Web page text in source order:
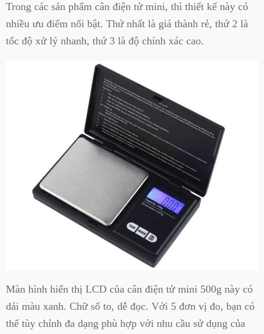
Trong các sản phẩm cân điện tử mini, thì thiết kế này có
nhiều ưu điểm nổi bật. Thứ nhất là giá thành rẻ, thứ 2 là
tốc độ xử lý nhanh, thứ 3 là độ chính xác cao.
Màn hình hiển thị LCD của cân điện tử mini 500g này có
dải màu xanh. Chữ số to, dễ đọc. Với 5 đơn vị đo, bạn có
thể tùy chỉnh đa dạng phù hợp với nhu cầu sử dụng của